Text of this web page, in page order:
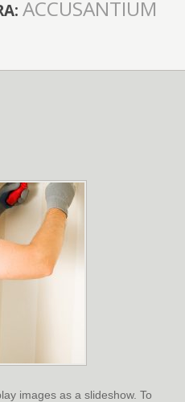
ACCUSANTIUM
images as a slideshow. To